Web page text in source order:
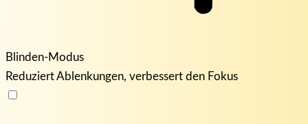
Blinden-Modus
Reduziert Ablenkungen, verbessert den Fokus